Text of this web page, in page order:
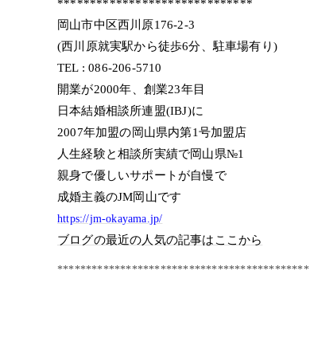
******************************
岡山市中区西川原176-2-3
(西川原就実駅から徒歩6分、駐車場有り)
TEL : 086-206-5710
開業が2000年、創業23年目
日本結婚相談所連盟(IBJ)に
2007年加盟の岡山県内第1号加盟店
人生経験と相談所実績で岡山県№1
親身で優しいサポートが自慢で
成婚主義のJM岡山です
https://jm-okayama.jp/
ブログの最近の人気の記事はここから
********************************************